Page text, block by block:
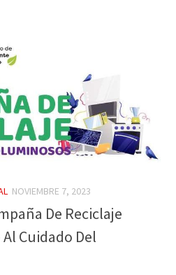
NOVIEMBRE 7, 2023
De Reciclaje
Cuidado Del